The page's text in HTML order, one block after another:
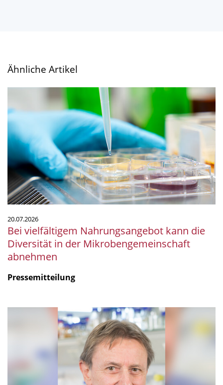
Ähnliche Artikel
vielfältigem
Nahrungsangebot
kann
die
Diversität
in
der
Mikrobengemeinschaft
abnehmen
20.07.2026
Bei vielfältigem Nahrungsangebot kann die
Diversität in der Mikrobengemeinschaft
abnehmen
Pressemitteilung
Fritz